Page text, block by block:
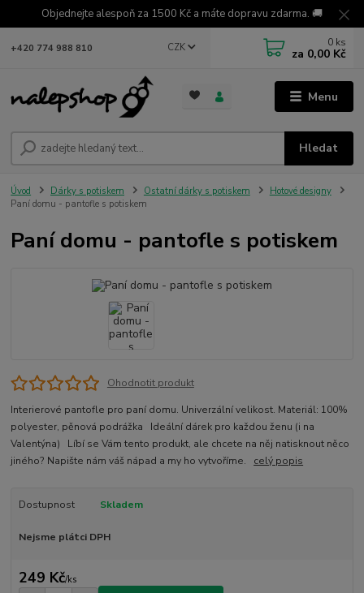
Objednejte alespoň za 1500 Kč a máte dopravu zdarma. 🚚
Menu
CZK
Hledat
+420 774 988 810 0 ks
za 0,00 Kč
Úvod Dárky s potiskem Ostatní dárky s potiskem
Hotové designy
Paní domu - pantofle s potiskem
Paní domu - pantofle s potiskem
Ohodnotit produkt
Interierové pantofle pro paní domu. Univerzální velikost. Materiál: 100%
polyester, pěnová podrážka Ideální dárek pro každou ženu (i na
Valentýna) Líbí se Vám tento produkt, ale chcete na něj natisknout něco
jiného? Napište nám váš nápad a my ho vytvoříme. celý popis
Dostupnost Skladem
Nejsme plátci DPH
249 Kč/ks